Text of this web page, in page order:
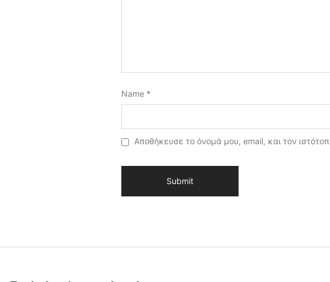
Name *
Αποθήκευσε το όνομά μου, email, και τον